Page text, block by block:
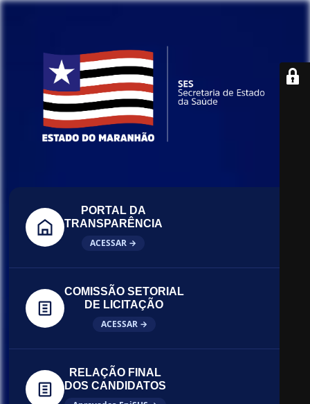
PORTAL DA
TRANSPARÊNCIA
ACESSAR →
COMISSÃO SETORIAL
DE LICITAÇÃO
ACESSAR →
RELAÇÃO FINAL
DOS CANDIDATOS